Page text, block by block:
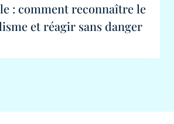
: comment reconnaître le
et réagir sans danger